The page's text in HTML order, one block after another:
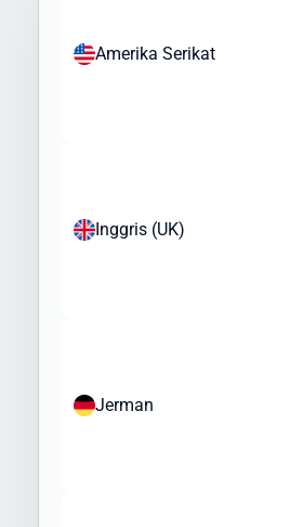
umum dikirim ke Republic Dominican:
Mainan dan barang koleksi
Makanan dan produk organik
Amerika Serikat
Inggris (UK)
Jerman